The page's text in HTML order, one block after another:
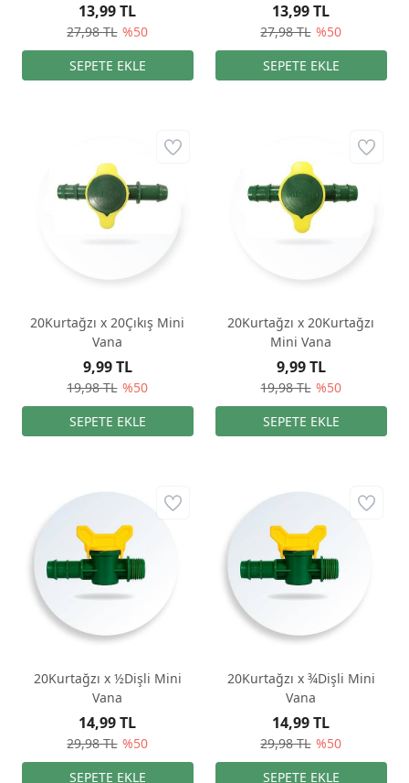
27,98 TL %50
13,99 TL
27,98 TL %50
13,99 TL
20Kurtağzı x 20Çıkış Mini
Vana
19,98 TL %50
9,99 TL
20Kurtağzı x 20Kurtağzı
Mini Vana
19,98 TL %50
9,99 TL
20Kurtağzı x ½Dişli Mini
Vana
29,98 TL %50
14,99 TL
20Kurtağzı x ¾Dişli Mini
Vana
29,98 TL %50
14,99 TL